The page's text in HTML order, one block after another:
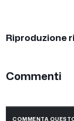
Riproduzione
Commenti
COMMENTA